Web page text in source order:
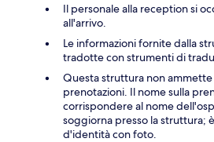
Il personale alla reception si
all'arrivo.
Le informazioni fornite dalla
tradotte con strumenti di
Questa struttura non
prenotazioni. Il nome sulla
corrispondere al nome
soggiorna presso la struttura;
d'identità con foto.